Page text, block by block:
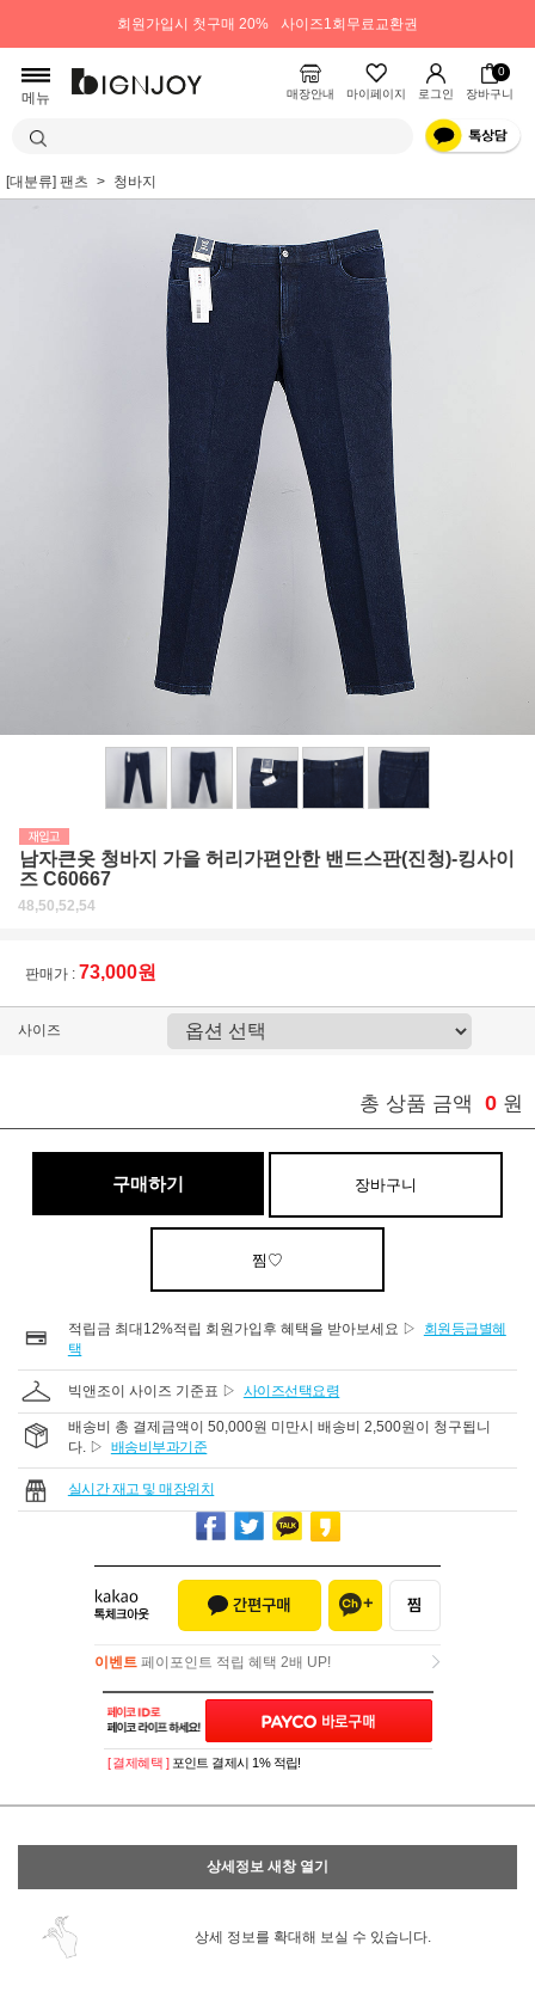
회원가입시 첫구매 20% 사이즈1회무료교환권
메뉴 매장안내 마이페이지 로그인
0
장바구니
[대분류] 팬츠 청바지
남자큰옷 청바지 가을 허리가편안한 밴드스판(진청)-킹사이
즈 C60667
48,50,52,54
판매가 : 73,000원
사이즈
총 상품 금액 0 원
구매하기 장바구니
찜♡
적립금 최대12%적립 회원가입후 혜택을 받아보세요 ▷
회원등급별혜
택
빅앤조이 사이즈 기준표 ▷ 사이즈선택요령
배송비 총 결제금액이 50,000원 미만시 배송비 2,500원이 청구됩니
다. ▷ 배송비부과기준
실시간 재고 및 매장위치
이벤트 페이포인트 적립 혜택 2배 UP!
이벤트페이포인트 적립 혜택 2배 UP!
[ 결제혜택 ] 포인트 결제시 1% 적립!
상세정보 새창 열기
상세 정보를 확대해 보실 수 있습니다.